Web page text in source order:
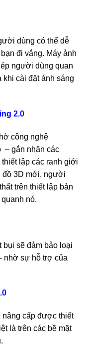
dùng có thể dễ
đi vắng. Máy ảnh
người dùng quan
cài đặt ánh sáng
2.0
công nghệ
– gắn nhãn các
lập các ranh giới
đồ 3D mới, người
trên thiết lập bản
nó.
bụi sẽ đảm bảo loại
nhờ sự hỗ trợ của
nâng cấp được thiết
là trên các bề mặt